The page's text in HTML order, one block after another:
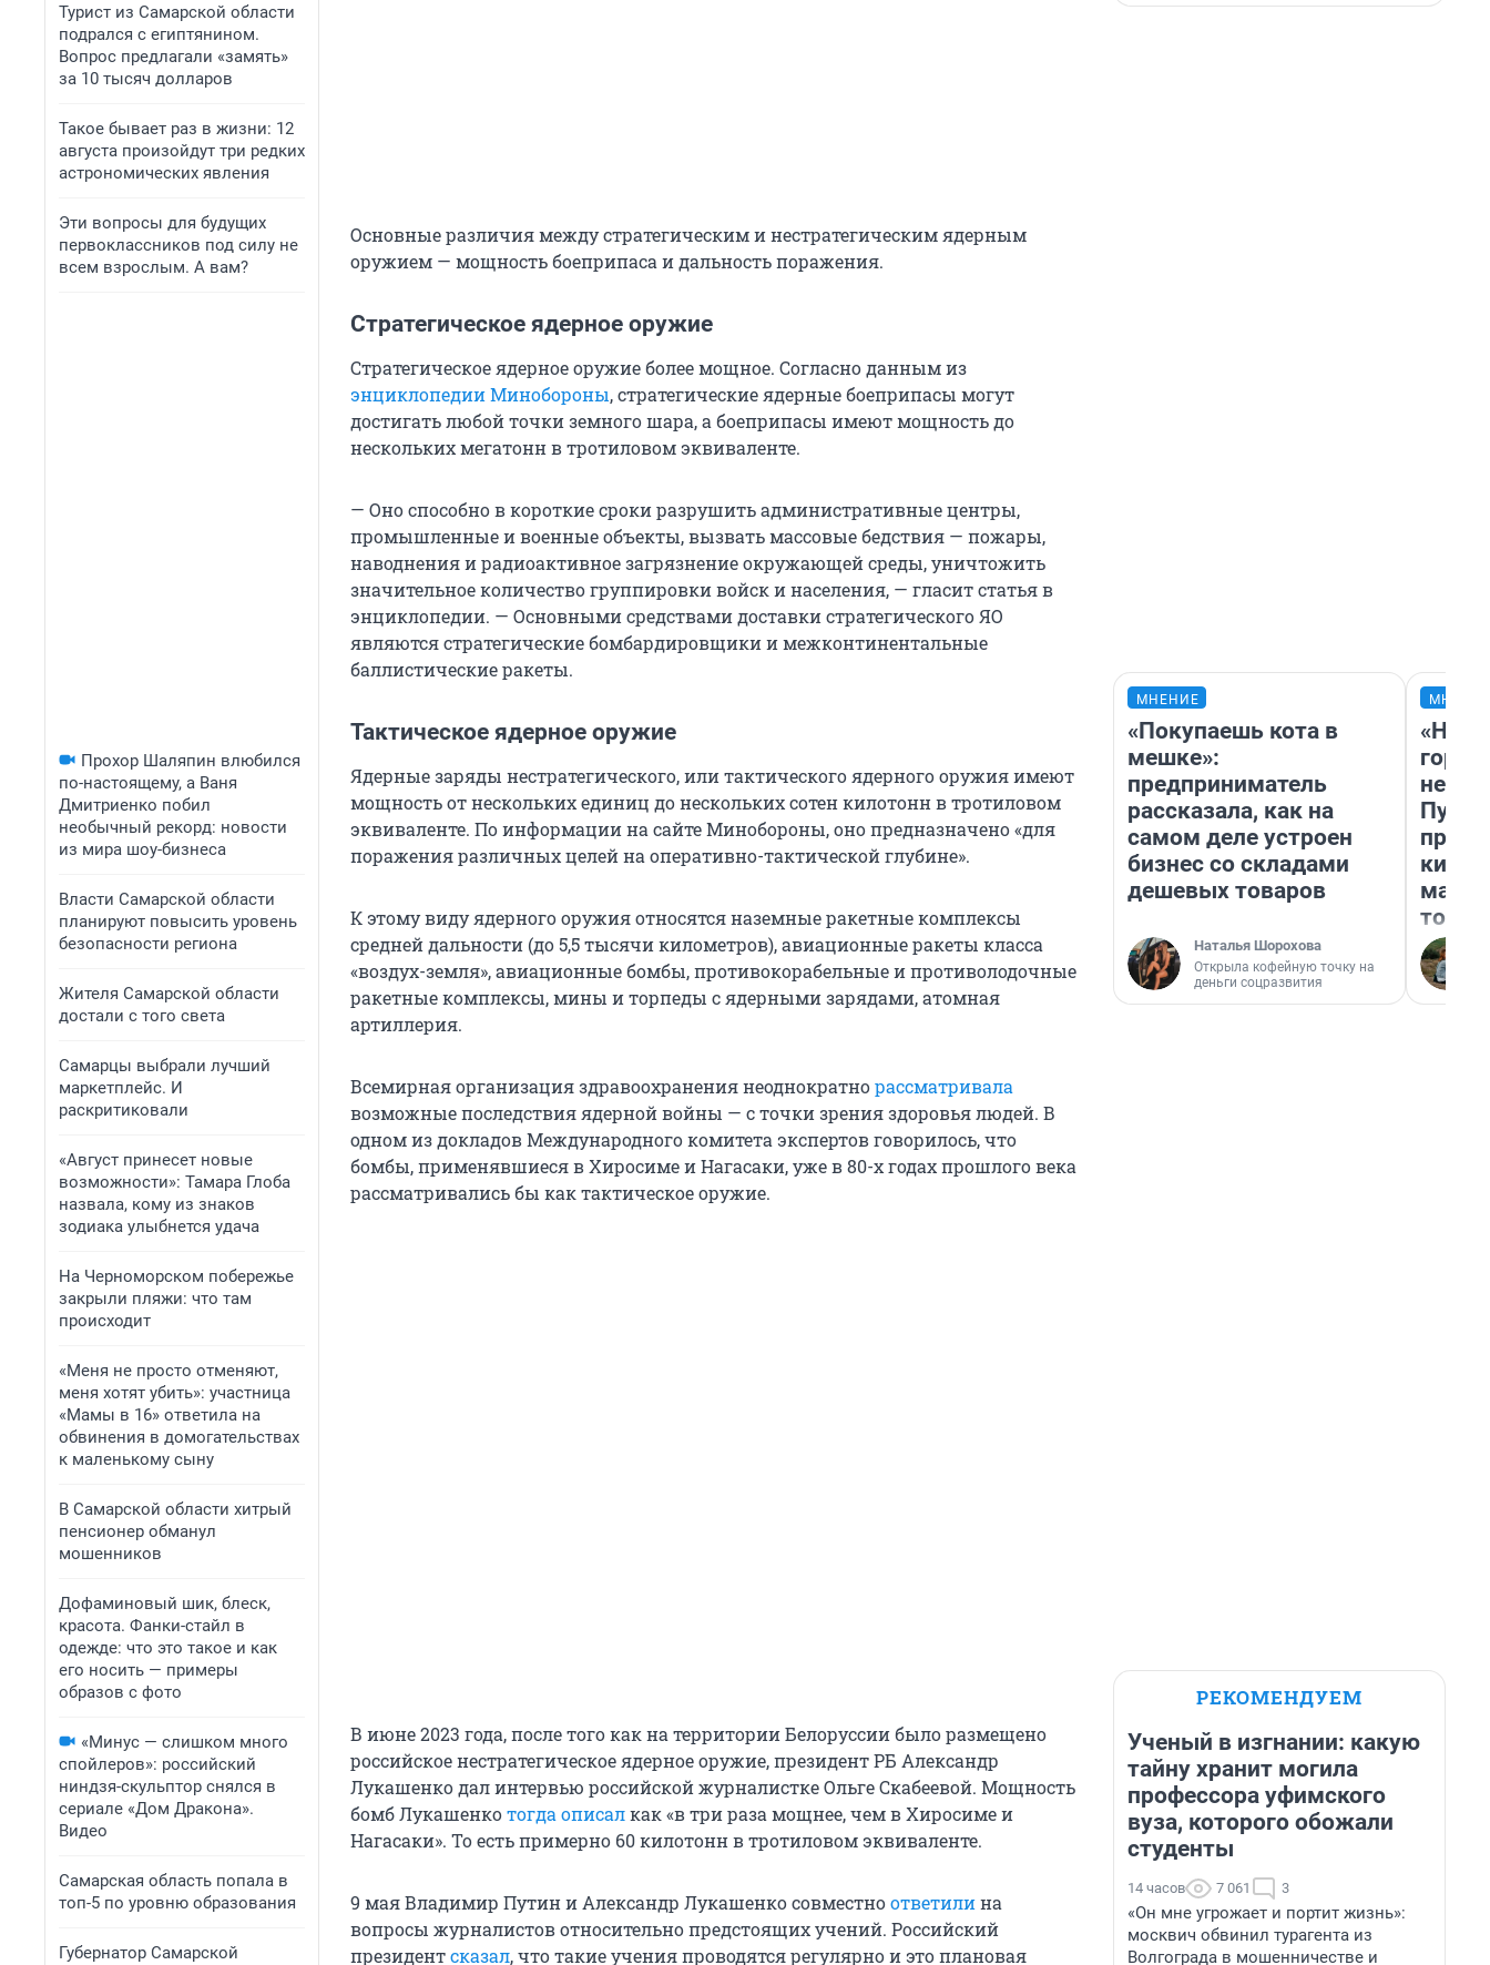
Турист из Самарской области
подрался с египтянином.
Вопрос предлагали «замять»
за 10 тысяч долларов
Такое бывает раз в жизни: 12
августа произойдут три редких
астрономических явления
Эти вопросы для будущих
первоклассников под силу не
всем взрослым. А вам?
Прохор Шаляпин влюбился
по-настоящему, а Ваня
Дмитриенко побил
необычный рекорд: новости
из мира шоу-бизнеса
Власти Самарской области
планируют повысить уровень
безопасности региона
Жителя Самарской области
достали с того света
Самарцы выбрали лучший
маркетплейс. И
раскритиковали
«Август принесет новые
возможности»: Тамара Глоба
назвала, кому из знаков
зодиака улыбнется удача
На Черноморском побережье
закрыли пляжи: что там
происходит
«Меня не просто отменяют,
меня хотят убить»: участница
«Мамы в 16» ответила на
обвинения в домогательствах
к маленькому сыну
В Самарской области хитрый
пенсионер обманул
мошенников
Дофаминовый шик, блеск,
красота. Фанки-стайл в
одежде: что это такое и как
его носить — примеры
образов с фото
«Минус — слишком много
спойлеров»: российский
ниндзя-скульптор снялся в
сериале «Дом Дракона».
Видео
Самарская область попала в
топ-5 по уровню образования
Губернатор Самарской
Основные различия между стратегическим и нестратегическим ядерным
оружием — мощность боеприпаса и дальность поражения.
Стратегическое ядерное оружие
Стратегическое ядерное оружие более мощное. Согласно данным из
энциклопедии Минобороны, стратегические ядерные боеприпасы могут
достигать любой точки земного шара, а боеприпасы имеют мощность до
нескольких мегатонн в тротиловом эквиваленте.
— Оно способно в короткие сроки разрушить административные центры,
промышленные и военные объекты, вызвать массовые бедствия — пожары,
наводнения и радиоактивное загрязнение окружающей среды, уничтожить
значительное количество группировки войск и населения, — гласит статья в
энциклопедии. — Основными средствами доставки стратегического ЯО
являются стратегические бомбардировщики и межконтинентальные
баллистические ракеты.
Тактическое ядерное оружие
Ядерные заряды нестратегического, или тактического ядерного оружия имеют
мощность от нескольких единиц до нескольких сотен килотонн в тротиловом
эквиваленте. По информации на сайте Минобороны, оно предназначено «для
поражения различных целей на оперативно-тактической глубине».
К этому виду ядерного оружия относятся наземные ракетные комплексы
средней дальности (до 5,5 тысячи километров), авиационные ракеты класса
«воздух-земля», авиационные бомбы, противокорабельные и противолодочные
ракетные комплексы, мины и торпеды с ядерными зарядами, атомная
артиллерия.
Всемирная организация здравоохранения неоднократнорассматривала
возможные последствия ядерной войны — с точки зрения здоровья людей. В
одном из докладов Международного комитета экспертов говорилось, что
бомбы, применявшиеся в Хиросиме и Нагасаки, уже в 80-х годах прошлого века
рассматривались бы как тактическое оружие.
В июне 2023 года, после того как на территории Белоруссии было размещено
российское нестратегическое ядерное оружие, президент РБ Александр
Лукашенко дал интервью российской журналистке Ольге Скабеевой. Мощность
бомб Лукашенкотогда описалкак «в три раза мощнее, чем в Хиросиме и
Нагасаки». То есть примерно 60 килотонн в тротиловом эквиваленте.
9 мая Владимир Путин и Александр Лукашенко совместноответилина
вопросы журналистов относительно предстоящих учений. Российский
президентсказал, что такие учения проводятся регулярно и это плановая
МНЕНИЕ
«Покупаешь кота в
мешке»:
предприниматель
рассказала, как на
самом деле устроен
бизнес со складами
дешевых товаров
Наталья Шорохова
Открыла кофейную точку на
деньги соцразвития
«Нет
того
РЕКОМЕНДУЕМ
Ученый в изгнании: какую
тайну хранит могила
профессора уфимского
вуза, которого обожали
студенты
14 часов 7 061 3
«Он мне угрожает и портит жизнь»:
москвич обвинил турагента из
Волгограда в мошенничестве и